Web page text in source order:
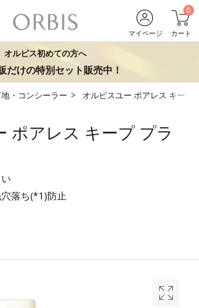
マイページ
0
カート
オルビス初めての方へ
だけの特別セット販売中！
・コンシーラー オルビスユー ポアレス キープ
ポアレス キープ プラ
落ち(*1)防止